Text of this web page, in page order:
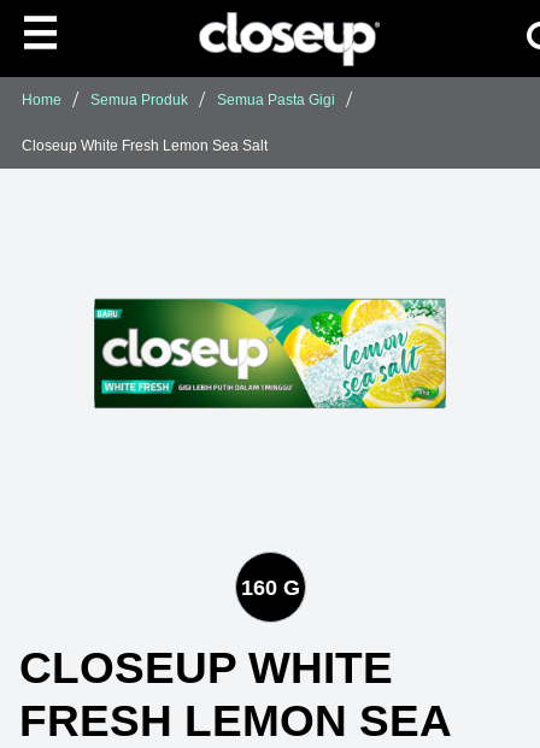
Skip to content
Home Semua Produk Semua Pasta Gigi
Closeup White Fresh Lemon Sea Salt
Dapatkan 12
160 G
CLOSEUP WHITE
FRESH LEMON SEA